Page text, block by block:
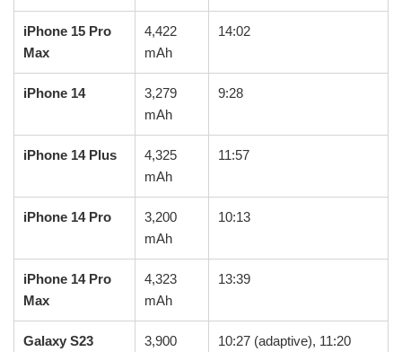
iPhone 15 Pro
Max
4,422
mAh
14:02
iPhone 14
3,279
mAh
9:28
iPhone 14 Plus
4,325
mAh
11:57
iPhone 14 Pro
3,200
mAh
10:13
iPhone 14 Pro
Max
4,323
mAh
13:39
Galaxy S23
3,900
10:27 (adaptive), 11:20